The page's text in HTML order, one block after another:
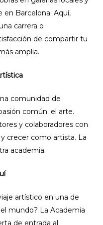
Barcelona. Aquí,
carrera o
de compartir tu
amplia.
comunidad de
común: el arte.
y colaboradores con
crecer como artista. La
academia.
artístico en una de
mundo? La Academia
de entrada al